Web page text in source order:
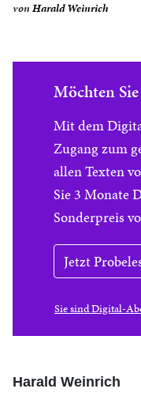
vonHarald Weinrich
Möchten
Mit dem
Zugang zum
allen Texten
Sie 3 Monate
Sonderpreis
Jetzt
Sie sind Digital-
Harald Weinrich